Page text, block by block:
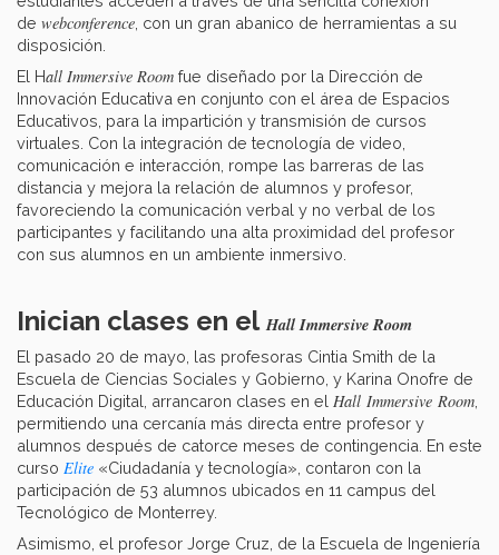
de webconference , con un gran abanico de herramientas a su
disposición.
El Hall Immersive Room fue diseñado por la Dirección de
Innovación Educativa en conjunto con el área de Espacios
Educativos, para la impartición y transmisión de cursos
virtuales. Con la integración de tecnología de video,
comunicación e interacción, rompe las barreras de las
distancia y mejora la relación de alumnos y profesor,
favoreciendo la comunicación verbal y no verbal de los
participantes y facilitando una alta proximidad del profesor
con sus alumnos en un ambiente inmersivo.
Inician clases en elHall Immersive Room
El pasado 20 de mayo, las profesoras Cintia Smith de la
Escuela de Ciencias Sociales y Gobierno, y Karina Onofre de
Educación Digital, arrancaron clases en el Hall Immersive Room
permitiendo una cercanía más directa entre profesor y
alumnos después de catorce meses de contingencia. En este
curso Elite «Ciudadanía y tecnología», contaron con la
participación de 53 alumnos ubicados en 11 campus del
Tecnológico de Monterrey.
Asimismo, el profesor Jorge Cruz, de la Escuela de Ingeniería